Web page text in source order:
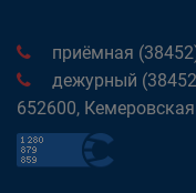
приёмная
дежурный
652600, Кемеровская